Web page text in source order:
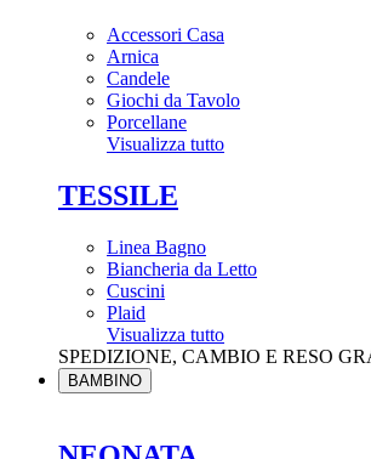
Accessori Casa
Arnica
Candele
Giochi da Tavolo
Porcellane
Visualizza tutto
TESSILE
Linea Bagno
Biancheria da Letto
Cuscini
Plaid
Visualizza tutto
SPEDIZIONE, CAMBIO E RESO
BAMBINO